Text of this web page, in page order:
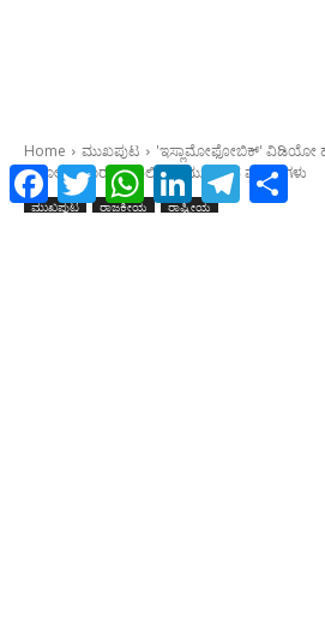
Facebook
TwitterWhatsApp
LinkedInTelegramShare